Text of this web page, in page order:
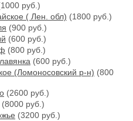
руб.)
( Лен. обл) (1800 руб.)
(900 руб.)
(600 руб.)
(800 руб.)
(600 руб.)
(Ломоносовский р-н) (800
(2600 руб.)
(8000 руб.)
(3200 руб.)